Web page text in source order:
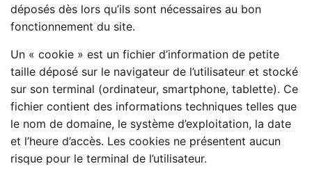
déposés dès lors qu’ils sont nécessaires au bon
fonctionnement du site.
Un « cookie » est un fichier d’information de petite
taille déposé sur le navigateur de l’utilisateur et stocké
sur son terminal (ordinateur, smartphone, tablette). Ce
fichier contient des informations techniques telles que
le nom de domaine, le système d’exploitation, la date
et l’heure d’accès. Les cookies ne présentent aucun
risque pour le terminal de l’utilisateur.